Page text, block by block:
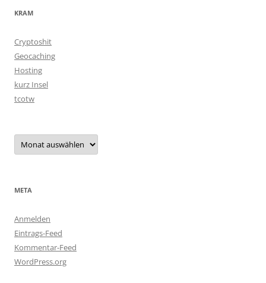
KRAM
Cryptoshit
Geocaching
Hosting
kurz Insel
tcotw
Archiv
META
Anmelden
Eintrags-Feed
Kommentar-Feed
WordPress.org